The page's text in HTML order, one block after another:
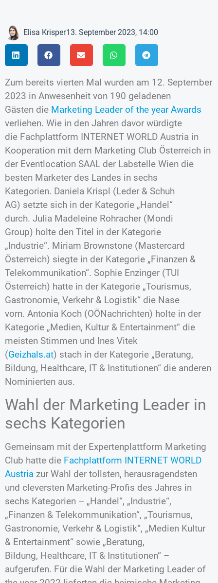
Elisa Krisper13. September 2023, 14:00
Zum bereits vierten Mal wurden am 12. September
2023 in Anwesenheit von 190 geladenen
Gästen die Marketing Leader of the year Awards
verliehen. Wie in den Jahren davor würdigte
die Fachplattform INTERNET WORLD Austria in
Kooperation mit dem Marketing Club Österreich in
der Eventlocation SAAL der Labstelle Wien die
besten Marketer des Landes in sechs
Kategorien. Daniela Krispl (Leder & Schuh
AG) setzte sich in der Kategorie „Handel“
durch. Julia Madeleine Rohracher (Mondi
Group) holte den Titel in der Kategorie
„Industrie“. Miriam Brownstone (Mastercard
Österreich) siegte in der Kategorie „Finanzen &
Telekommunikation“. Sophie Enzinger (TUI
Österreich) hatte in der Kategorie „Tourismus,
Gastronomie, Verkehr & Logistik“ die Nase
vorn. Antonia Koch (OÖNachrichten) holte in der
Kategorie „Medien, Kultur & Entertainment“ die
meisten Stimmen und Ines Vitek
(Geizhals.at) stach in der Kategorie „Beratung,
Bildung, Healthcare, IT & Institutionen“ die anderen
Nominierten aus.
Wahl der Marketing Leader in
sechs Kategorien
Gemeinsam mit der Expertenplattform Marketing
Club hatte die Fachplattform INTERNET WORLD
Austria zur Wahl der tollsten, herausragendsten
und cleversten Marketing-Profis des Jahres in
sechs Kategorien – „Handel“, „Industrie“,
„Finanzen & Telekommunikation“, „Tourismus,
Gastronomie, Verkehr & Logistik“, „Medien Kultur
& Entertainment“ sowie „Beratung,
Bildung, Healthcare, IT & Institutionen“ –
aufgerufen. Für die Wahl der Marketing Leader of